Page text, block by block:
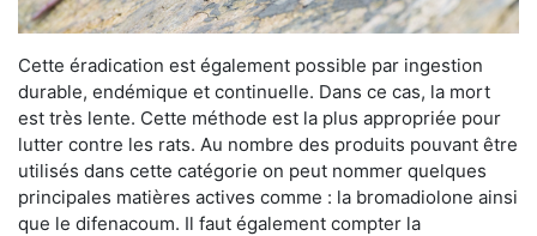
Cette éradication est également possible par ingestion
durable, endémique et continuelle. Dans ce cas, la mort
est très lente. Cette méthode est la plus appropriée pour
lutter contre les rats. Au nombre des produits pouvant être
utilisés dans cette catégorie on peut nommer quelques
principales matières actives comme : la bromadiolone ainsi
que le difenacoum. Il faut également compter la